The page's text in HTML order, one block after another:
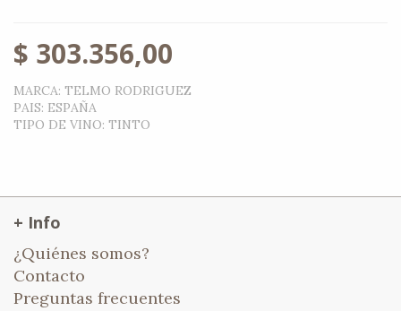
$ 303.356,00
MARCA: TELMO RODRIGUEZ
PAIS: ESPAÑA
TIPO DE VINO: TINTO
+ Info
¿Quiénes somos?
Contacto
Preguntas frecuentes